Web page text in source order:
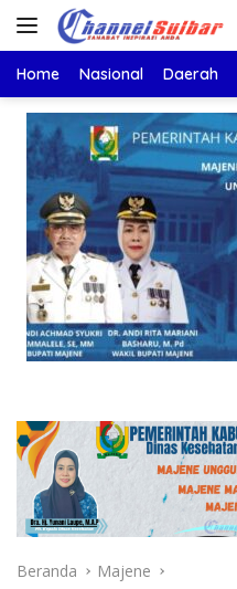
Langsung
Home Nasional Daerah
Beranda Majene